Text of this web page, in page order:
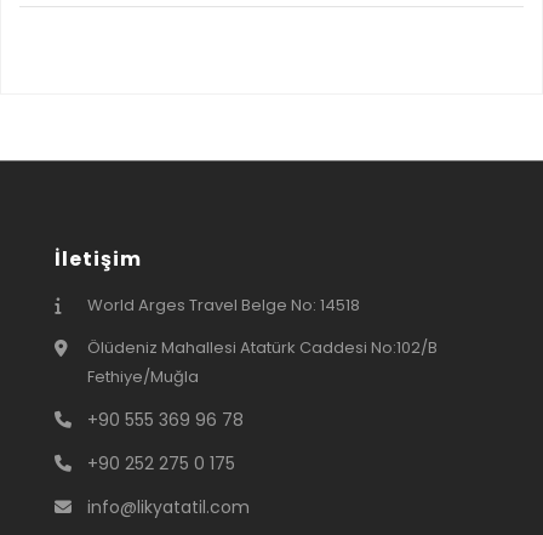
İletişim
World Arges Travel Belge No: 14518
Ölüdeniz Mahallesi Atatürk Caddesi No:102/B
Fethiye/Muğla
+90 555 369 96 78
+90 252 275 0 175
info@likyatatil.com